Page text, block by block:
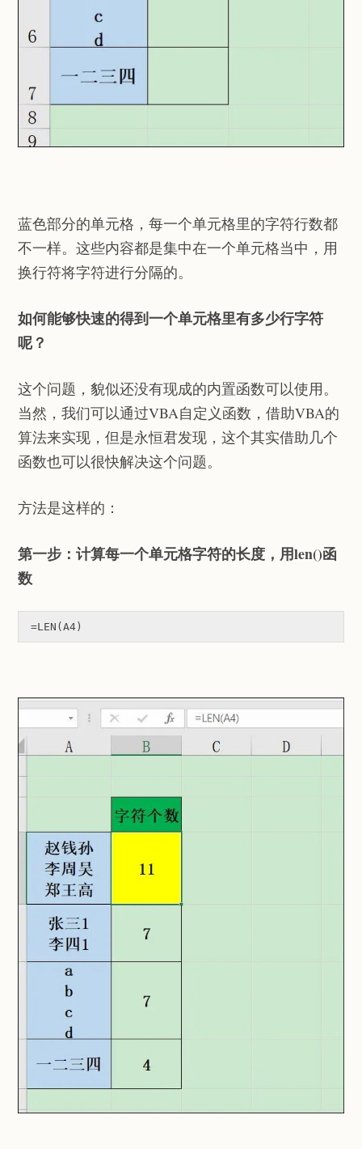
蓝色部分的单元格，每一个单元格里的字符行数都
不一样。这些内容都是集中在一个单元格当中，用
换行符将字符进行分隔的。
如何能够快速的得到一个单元格里有多少行字符
呢？
这个问题，貌似还没有现成的内置函数可以使用。
当然，我们可以通过VBA自定义函数，借助VBA的
算法来实现，但是永恒君发现，这个其实借助几个
函数也可以很快解决这个问题。
方法是这样的：
第一步：计算每一个单元格字符的长度，用len()函
数